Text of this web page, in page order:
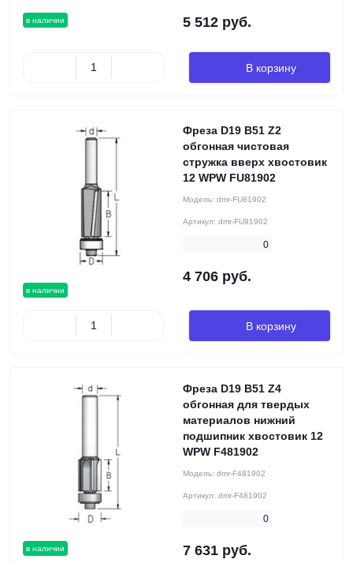
в наличии 5 512 руб.
В корзину
в наличии
Фреза D19 B51 Z2
обгонная чистовая
стружка вверх хвостовик
12 WPW FU81902
Модель: dmr-FU81902
Артикул: dmr-FU81902
0
4 706 руб.
В корзину
в наличии
Фреза D19 B51 Z4
обгонная для твердых
материалов нижний
подшипник хвостовик 12
WPW F481902
Модель: dmr-F481902
Артикул: dmr-F481902
0
7 631 руб.